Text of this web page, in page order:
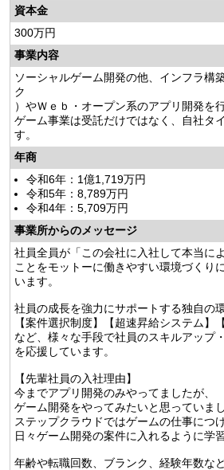
資本金
300万円
事業内容
ソーシャルゲーム開発の他、インフラ構
ク
）やＷｅｂ・オープン系のアプリ開発を
ゲーム事業は受託だけではなく、自社タ
す。
年商
令和6年：1億1,719万円
令和5年：8,789万円
令和4年：5,709万円
事業所からのメッセージ
社員全員が「この会社に入社して本当に
ことをモットーに働きやすい環境づくり
います。
社員の成長を強力にサポートする独自の
【案件選択制度】【超速昇給システム】
など、様々な手段で社員のスキルアップ
を応援しています。
【先輩社員の入社理由】
今までアプリ開発のみやってましたが、
ゲーム開発をやってみたいと思っていまし
ステップクラウドではゲームの仕事につ
日々ゲーム開発の案件に入れるように学
年齢や転職回数、ブランク、経験年数な